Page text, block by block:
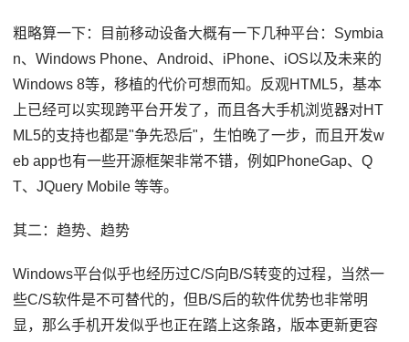
粗略算一下：目前移动设备大概有一下几种平台：Symbia
n、Windows Phone、Android、iPhone、iOS以及未来的
Windows 8等，移植的代价可想而知。反观HTML5，基本
上已经可以实现跨平台开发了，而且各大手机浏览器对HT
ML5的支持也都是"争先恐后"，生怕晚了一步，而且开发w
eb app也有一些开源框架非常不错，例如PhoneGap、Q
T、JQuery Mobile 等等。
其二：趋势、趋势
Windows平台似乎也经历过C/S向B/S转变的过程，当然一
些C/S软件是不可替代的，但B/S后的软件优势也非常明
显，那么手机开发似乎也正在踏上这条路，版本更新更容